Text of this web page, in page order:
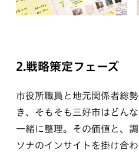
2.戦略策定フェーズ
市役所職員と地元関係者総
き、そもそも三好市はどん
一緒に整理。その価値と、
ソナのインサイトを掛け合